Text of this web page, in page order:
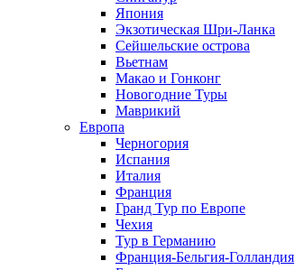
Япония
Экзотическая Шри-Ланка
Сейшельские острова
Вьетнам
Макао и Гонконг
Новогодние Туры
Маврикий
Европа
Черногория
Испания
Италия
Франция
Гранд Тур по Европе
Чехия
Тур в Германию
Франция-Бельгия-Голландия